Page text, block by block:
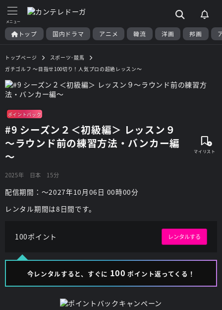
トップ 国内ドラマ アニメ 韓流 洋画 邦画
トップページ
スポーツ･競馬
ガチゴルフ ～目指せ100切り！人気プロの超絶レッスン～
ポイントバック
#9 シーズン２＜初級編＞ レッスン９
～ラウンド前の練習方法・バンカー編
～
2025年 日本 15分
配信期間：～2027年10月06日 00時00分
レンタル期間は8日間です。
100ポイント レンタルする
今レンタルすると、すぐに 100 ポイント返ってくる！